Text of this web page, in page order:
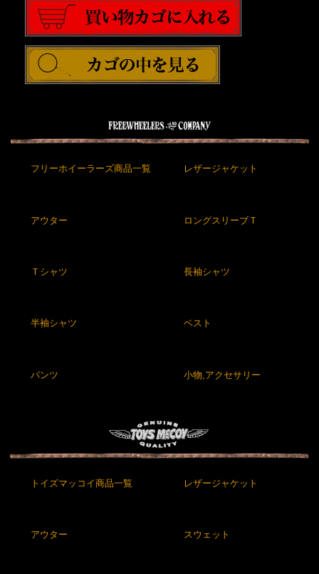
フリーホイーラーズ商品一覧 レザージャケット
アウター ロングスリーブＴ
Ｔシャツ 長袖シャツ
半袖シャツ ベスト
パンツ 小物,アクセサリー
トイズマッコイ商品一覧 レザージャケット
アウター スウェット